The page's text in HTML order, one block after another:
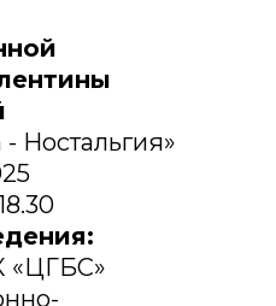
Ностальгия»
«ЦГБС»